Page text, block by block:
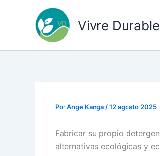
contenido
Vivre
PorAnge Kanga /12 agosto 2025
Fabricar su propio
alternativas ecológicas y